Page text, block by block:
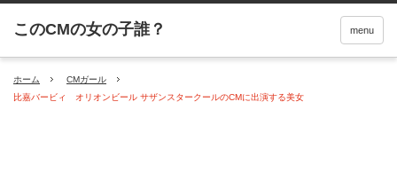
menu
ホーム
CMガール
比嘉バービィ オリオンビール サザンスタークールのCMに出演する美女